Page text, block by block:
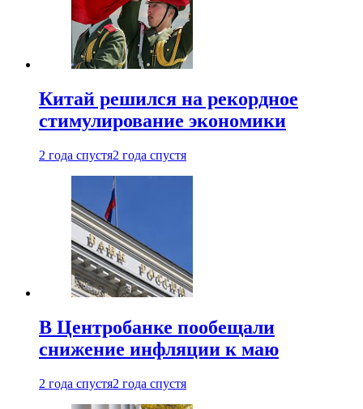
Китай решился на рекордное
стимулирование экономики
2 года спустя2 года спустя
В Центробанке пообещали
снижение инфляции к маю
2 года спустя2 года спустя